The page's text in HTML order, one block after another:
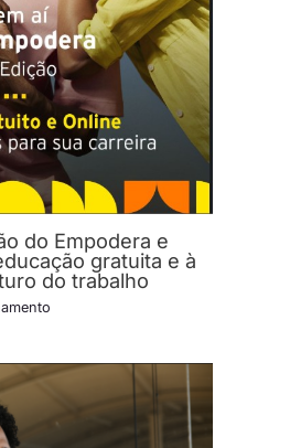
do Empodera e
gratuita e à
do trabalho